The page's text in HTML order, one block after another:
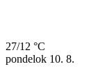
27/12 °C
pondelok 10. 8.